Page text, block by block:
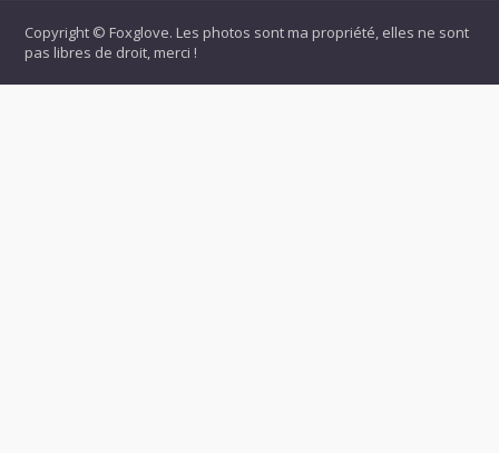
Copyright © Foxglove. Les photos sont ma propriété, elles ne sont
pas libres de droit, merci !